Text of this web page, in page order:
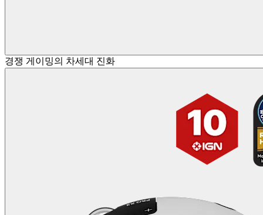
경쟁 게이밍의 차세대 진화